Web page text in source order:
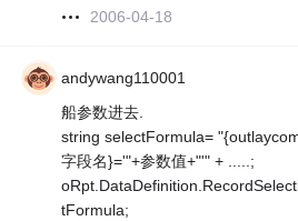
2006-04-18
andywang110001
船参数进去.
string selectFormula=
字段名}='"+参数值+"'" + .....;
tFormula;